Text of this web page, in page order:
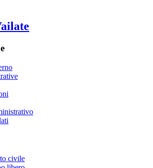
civile